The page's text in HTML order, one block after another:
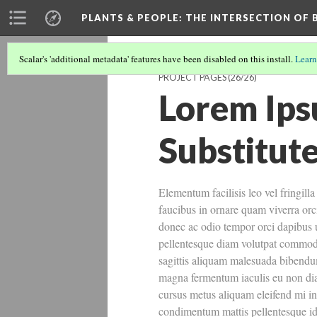
PLANTS & PEOPLE: THE INTERSECTION OF
Scalar's 'additional metadata' features have been disabled on this install.
PROJECT PAGES(26/26)
Lorem
Elementum facilisis leo vel
faucibus in ornare quam viverra
donec ac odio tempor orci dapibus
pellentesque diam volutpat
sagittis aliquam malesuada
magna fermentum iaculis eu non
cursus metus aliquam eleifend mi
condimentum mattis pellentesque